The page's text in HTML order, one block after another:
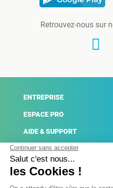
Retrouvez-nous sur
ENTREPRISE
ESPACE PRO
AIDE & SUPPORT
ACTUALITÉS